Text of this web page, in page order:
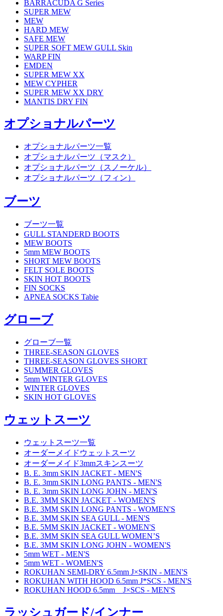
BARRACUDA G Series
SUPER MEW
MEW
HARD MEW
SAFE MEW
SUPER SOFT MEW GULL Skin
WARP FIN
EMDEN
SUPER MEW XX
MEW CYPHER
SUPER MEW XX DRY
MANTIS DRY FIN
オプショナルパーツ
オプショナルパーツ一覧
オプショナルパーツ（マスク）
オプショナルパーツ（スノーケル）
オプショナルパーツ（フィン）
ブーツ
ブーツ一覧
GULL STANDERD BOOTS
MEW BOOTS
5mm MEW BOOTS
SHORT MEW BOOTS
FELT SOLE BOOTS
SKIN HOT BOOTS
FIN SOCKS
APNEA SOCKS Tabie
グローブ
グローブ一覧
THREE-SEASON GLOVES
THREE-SEASON GLOVES SHORT
SUMMER GLOVES
5mm WINTER GLOVES
WINTER GLOVES
SKIN HOT GLOVES
ウェットスーツ
ウェットスーツ一覧
オーダーメイドウェットスーツ
オーダーメイド3mmスキンスーツ
B. E. 3mm SKIN JACKET - MEN'S
B. E. 3mm SKIN LONG PANTS - MEN'S
B. E. 3mm SKIN LONG JOHN - MEN'S
B.E. 3MM SKIN JACKET - WOMEN'S
B.E. 3MM SKIN LONG PANTS - WOMEN'S
B.E. 3MM SKIN SEA GULL - MEN'S
B.E. 5MM SKIN JACKET - WOMEN'S
B.E. 3MM SKIN SEA GULL WOMEN’S
B.E. 3MM SKIN LONG JOHN - WOMEN'S
5mm WET - MEN'S
5mm WET - WOMEN'S
ROKUHAN SEMI-DRY 6.5mm J×SKIN - MEN'S
ROKUHAN WITH HOOD 6.5mm J*SCS - MEN'S
ROKUHAN HOOD 6.5mm J×SCS - MEN'S
ラッシュガード/インナー